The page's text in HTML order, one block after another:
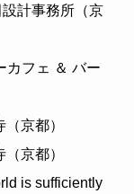
計事務所（京
カフェ ＆ バー
京都）
京都）
is sufficiently